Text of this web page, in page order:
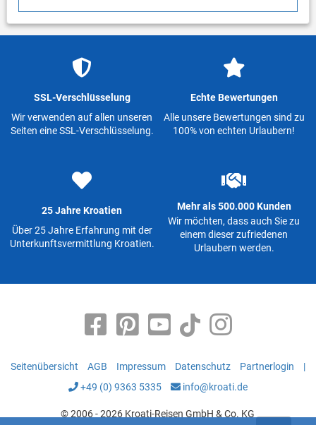
SSL-Verschlüsselung
Wir verwenden auf allen unseren
Seiten eine SSL-Verschlüsselung.
Echte Bewertungen
Alle unsere Bewertungen sind zu
100% von echten Urlaubern!
25 Jahre Kroatien
Über 25 Jahre Erfahrung mit der
Unterkunftsvermittlung Kroatien.
Mehr als 500.000 Kunden
Wir möchten, dass auch Sie zu
einem dieser zufriedenen
Urlaubern werden.
Seitenübersicht AGB Impressum Datenschutz Partnerlogin
|
+49 (0) 9363 5335
info@kroati.de
© 2006 - 2026 Kroati-Reisen GmbH & Co. KG